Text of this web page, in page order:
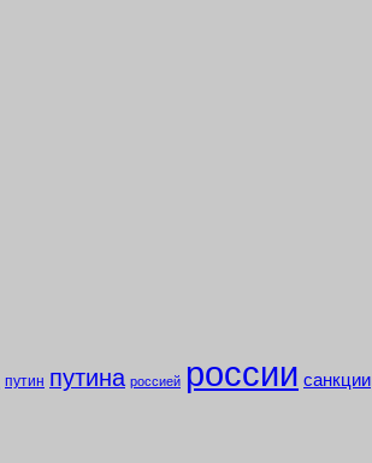
путин путина россией россии санкции